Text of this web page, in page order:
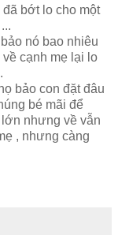
bớt lo cho một
nó bao nhiêu
cạnh mẹ lại lo
bảo con đặt đâu
bé mãi để
nhưng về vẫn
, nhưng càng